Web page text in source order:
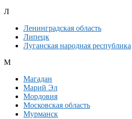
Л
Ленинградская область
Липецк
Луганская народная республика
М
Магадан
Марий Эл
Мордовия
Московская область
Мурманск